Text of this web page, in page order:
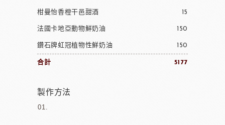
柑曼怡香橙干邑甜酒 15
法國卡地亞動物鮮奶油 150
鑽石牌虹冠植物性鮮奶油 150
合計 5177
製作方法